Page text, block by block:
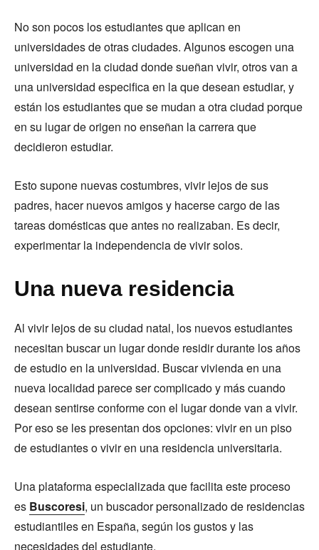
No son pocos los estudiantes que aplican en
universidades de otras ciudades. Algunos escogen una
universidad en la ciudad donde sueñan vivir, otros van a
una universidad especifica en la que desean estudiar, y
están los estudiantes que se mudan a otra ciudad porque
en su lugar de origen no enseñan la carrera que
decidieron estudiar.
Esto supone nuevas costumbres, vivir lejos de sus
padres, hacer nuevos amigos y hacerse cargo de las
tareas domésticas que antes no realizaban. Es decir,
experimentar la independencia de vivir solos.
Una nueva residencia
Al vivir lejos de su ciudad natal, los nuevos estudiantes
necesitan buscar un lugar donde residir durante los años
de estudio en la universidad. Buscar vivienda en una
nueva localidad parece ser complicado y más cuando
desean sentirse conforme con el lugar donde van a vivir.
Por eso se les presentan dos opciones: vivir en un piso
de estudiantes o vivir en una residencia universitaria.
Una plataforma especializada que facilita este proceso
es Buscoresi, un buscador personalizado de residencias
estudiantiles en España, según los gustos y las
necesidades del estudiante.